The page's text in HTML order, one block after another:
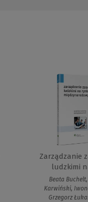
Zarządzanie
ludzkimi
Beata
Karwiński,
Grzegorz